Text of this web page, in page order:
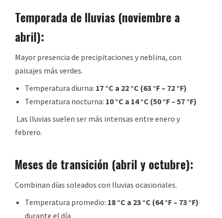
Temporada de lluvias (noviembre a
abril):
Mayor presencia de precipitaciones y neblina, con
paisajes más verdes.
Temperatura diurna: 17 °C a 22 °C (63 °F – 72 °F)
Temperatura nocturna: 10 °C a 14 °C (50 °F – 57 °F)
Las lluvias suelen ser más intensas entre enero y
febrero.
Meses de transición (abril y octubre):
Combinan días soleados con lluvias ocasionales.
Temperatura promedio: 18 °C a 23 °C (64 °F – 73 °F)
durante el día